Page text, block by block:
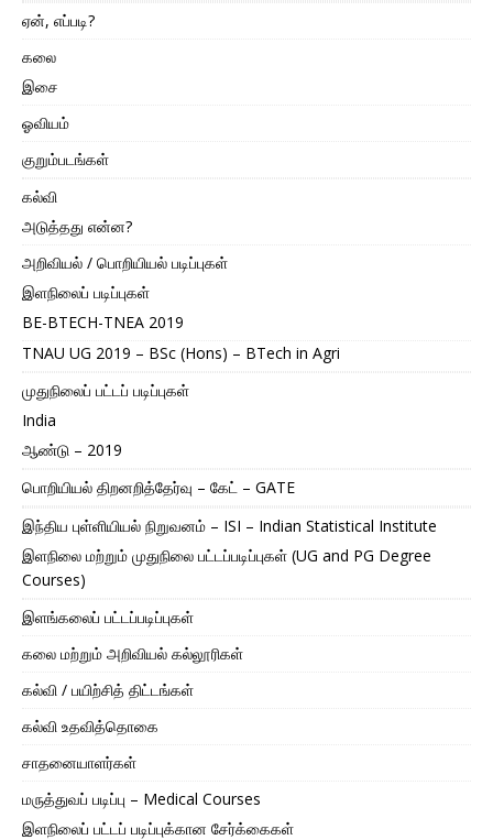
ஏன், எப்படி?
கலை
இசை
ஓவியம்
குறும்படங்கள்
கல்வி
அடுத்தது என்ன?
அறிவியல் / பொறியியல் படிப்புகள்
இளநிலைப் படிப்புகள்
BE-BTECH-TNEA 2019
TNAU UG 2019 – BSc (Hons) – BTech in Agri
முதுநிலைப் பட்டப் படிப்புகள்
India
ஆண்டு – 2019
பொறியியல் திறனறித்தேர்வு – கேட் – GATE
இந்திய புள்ளியியல் நிறுவனம் – ISI – Indian Statistical Institute
இளநிலை மற்றும் முதுநிலை பட்டப்படிப்புகள் (UG and PG Degree
Courses)
இளங்கலைப் பட்டப்படிப்புகள்
கலை மற்றும் அறிவியல் கல்லூரிகள்
கல்வி / பயிற்சித் திட்டங்கள்
கல்வி உதவித்தொகை
சாதனையாளர்கள்
மருத்துவப் படிப்பு – Medical Courses
இளநிலைப் பட்டப் படிப்புக்கான சேர்க்கைகள்